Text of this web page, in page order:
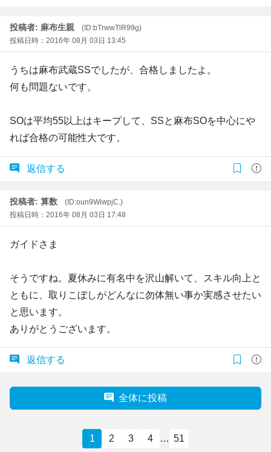
投稿者: 麻布生親
(ID:bTrwwTlR99g)
投稿日時：2016年 08月 03日 13:45
うちは麻布武蔵SSでしたが、合格しましたよ。
何も問題ないです。
SOは平均55以上はキープして、SSと麻布SOを中心にや
れば合格の可能性大です。
返信する
投稿者: 算数
(ID:oun9WiwpjC.)
投稿日時：2016年 08月 03日 17:48
ガイドさま
そうですね。夏休みに有名中を沢山解いて、スキル向上と
ともに、取りこぼしがどんなに勿体無い事か実感させたい
と思います。
ありがとうございます。
返信する
全体に投稿
1 2 3 4 … 51